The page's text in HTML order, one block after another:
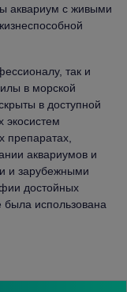
аквариум с живыми
так и
в морской
в доступной
препаратах,
аквариумов и
и зарубежными
достойных
была использована